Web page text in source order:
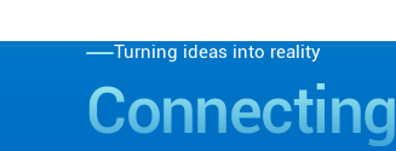
Turning ideas into reality
Connecting